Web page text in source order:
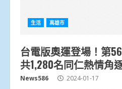
生活 高雄市
台電版奧運登場！第
共1,280名同仁熱情角
News586 2024-01-17